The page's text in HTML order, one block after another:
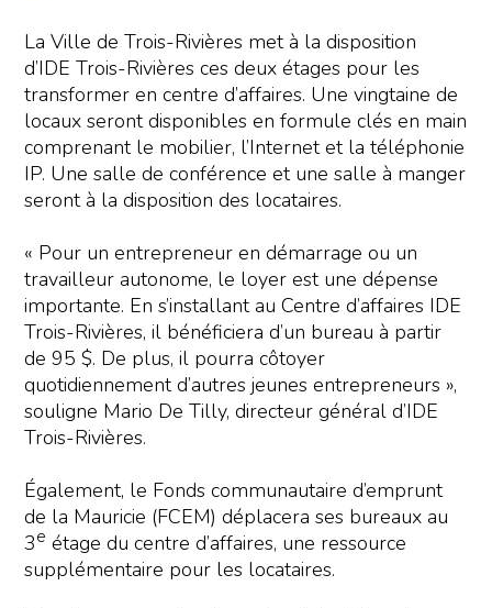
La Ville de Trois-Rivières met à la disposition
d’IDE Trois-Rivières ces deux étages pour les
transformer en centre d’affaires. Une vingtaine de
locaux seront disponibles en formule clés en main
comprenant le mobilier, l’Internet et la téléphonie
IP. Une salle de conférence et une salle à manger
seront à la disposition des locataires.
« Pour un entrepreneur en démarrage ou un
travailleur autonome, le loyer est une dépense
importante. En s’installant au Centre d’affaires IDE
Trois-Rivières, il bénéficiera d’un bureau à partir
de 95 $. De plus, il pourra côtoyer
quotidiennement d’autres jeunes entrepreneurs »,
souligne Mario De Tilly, directeur général d’IDE
Trois-Rivières.
Également, le Fonds communautaire d’emprunt
de la Mauricie (FCEM) déplacera ses bureaux au
3e étage du centre d’affaires, une ressource
supplémentaire pour les locataires.